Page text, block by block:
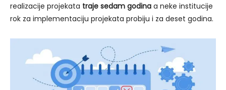
realizacije projekata traje sedam godina a neke institucije
rok za implementaciju projekata probiju i za deset godina.